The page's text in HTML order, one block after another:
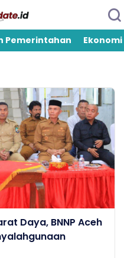
Pemerintahan Ekonomi
Daya, BNNP Aceh